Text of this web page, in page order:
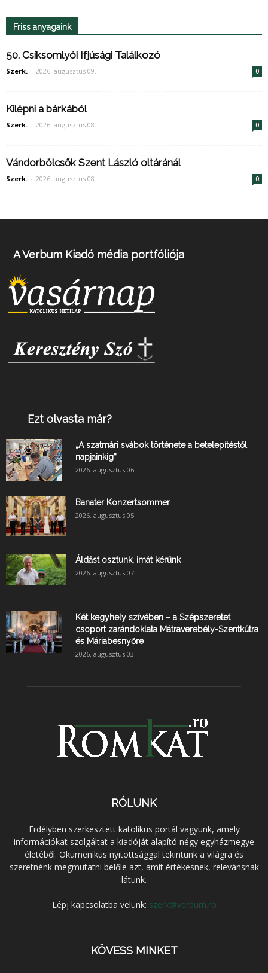
Friss anyagaink
50. Csíksomlyói Ifjúsági Találkozó
Szerk. - 2026. augusztus 09. 0
Kilépni a bárkából
Szerk. - 2026. augusztus 08. 0
Vándorbölcsők Szent László oltáránál
Szerk. - 2026. augusztus 08. 0
A Verbum Kiadó média portfóliója
Ezt olvasta már?
„A szatmári svábok története a betelepítéstől
napjainkig”
2026. augusztus 06.
Banater Konzertsommer
2026. augusztus 05.
Áldást osztunk, imát kérünk
2026. augusztus 07.
Két kegyhely szívében – a Szépszeretet
csoport zarándoklata Mátraverebély-Szentkútra
és Máriabesnyőre
2026. augusztus 03.
RÓLUNK
Erdélyben szerkesztett katolikus portál vagyunk, amely
információkat szolgáltat a kiadóját alapító négy egyházmegye
életéből. Ökumenikus nyitottsággal tekintünk a világra és
szeretnénk megmutatni belőle azt, amit értékesnek, relevánsnak
látunk.
Lépj kapcsolatba velünk: szerk@verbum.ro
KÖVESS MINKET